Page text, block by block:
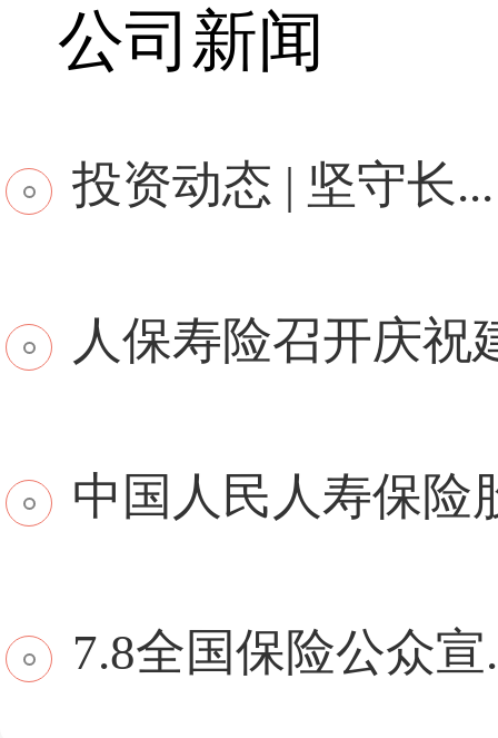
公司新闻
投资动态 | 坚守长...
人保寿险召开庆祝
中国人民人寿保险
7.8全国保险公众宣